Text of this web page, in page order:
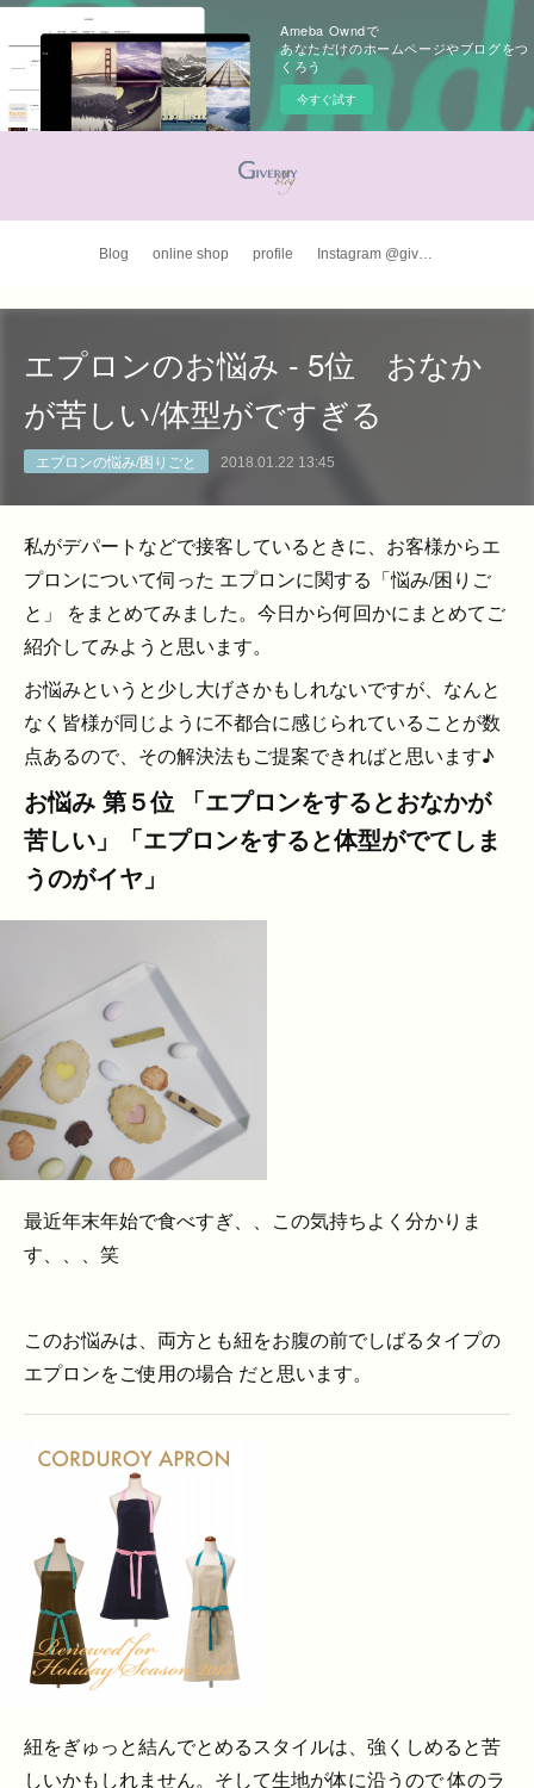
Ameba Owndで
あなただけのホームページやブログをつ
くろう
今すぐ試す
Blog online shop profile Instagram @giverny_apron
エプロンのお悩み - 5位 おなか
が苦しい/体型がですぎる
エプロンの悩み/困りごと 2018.01.22 13:45
私がデパートなどで接客しているときに、お客様からエ
プロンについて伺った エプロンに関する「悩み/困りご
と」 をまとめてみました。今日から何回かにまとめてご
紹介してみようと思います。
お悩みというと少し大げさかもしれないですが、なんと
なく皆様が同じように不都合に感じられていることが数
点あるので、その解決法もご提案できればと思います♪
お悩み 第５位 「エプロンをするとおなかが
苦しい」「エプロンをすると体型がでてしま
うのがイヤ」
最近年末年始で食べすぎ、、この気持ちよく分かりま
す、、、笑
このお悩みは、両方とも紐をお腹の前でしばるタイプの
エプロンをご使用の場合 だと思います。
紐をぎゅっと結んでとめるスタイルは、強くしめると苦
しいかもしれません。そして生地が体に沿うので 体のラ